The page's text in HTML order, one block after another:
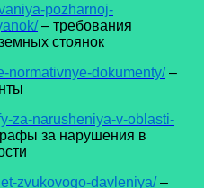
pozharnoj-
– требования
стоянок
normativnye-dokumenty/–
za-narusheniya-v-oblasti-
за нарушения в
zvukovogo-davleniya/–